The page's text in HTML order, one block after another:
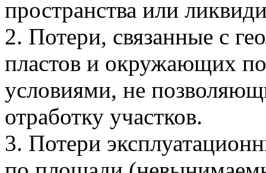
пространства или
2. Потери, связанные с
пластов и окружающих
условиями, не
отработку участков.
3. Потери